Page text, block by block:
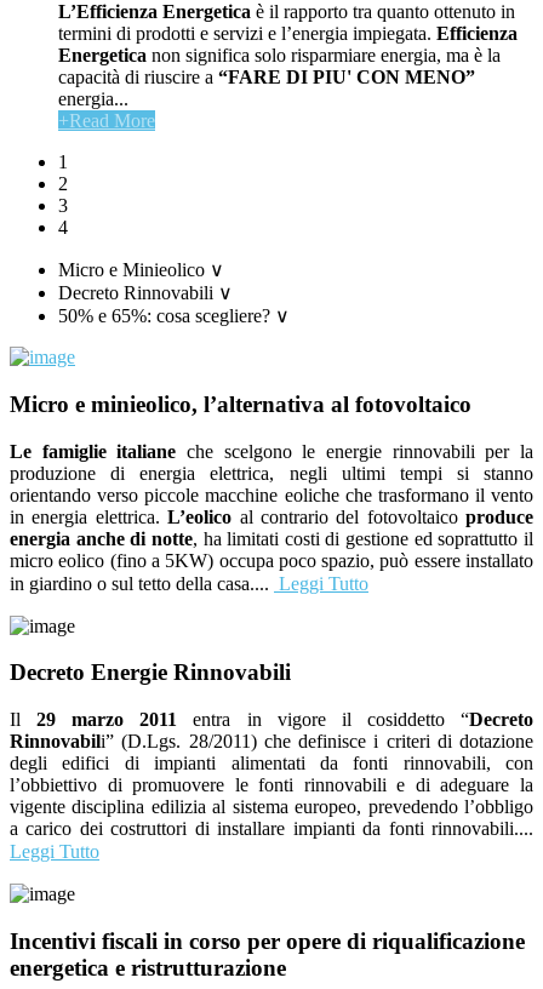
L’Efficienza Energetica è il rapporto tra quanto ottenuto in
termini di prodotti e servizi e l’energia impiegata. Efficienza
Energetica non significa solo risparmiare energia, ma è la
capacità di riuscire a “FARE DI PIU' CON MENO”
energia...
+Read More
1
2
3
4
Micro e Minieolico ∨
Decreto Rinnovabili ∨
50% e 65%: cosa scegliere? ∨
Micro e minieolico, l’alternativa al fotovoltaico
Le famiglie italiane che scelgono le energie rinnovabili per la
produzione di energia elettrica, negli ultimi tempi si stanno
orientando verso piccole macchine eoliche che trasformano il vento
in energia elettrica.L’eolico al contrario del fotovoltaicoproduce
energia anche di notte, ha limitati costi di gestione ed soprattutto il
micro eolico (fino a 5KW) occupa poco spazio, può essere installato
in giardino o sul tetto della casa.... Leggi Tutto
Decreto Energie Rinnovabili
Il 29 marzo 2011 entra in vigore il cosiddetto “Decreto
Rinnovabili” (D.Lgs. 28/2011) che definisce i criteri di dotazione
degli edifici di impianti alimentati da fonti rinnovabili, con
l’obbiettivo di promuovere le fonti rinnovabili e di adeguare la
vigente disciplina edilizia al sistema europeo, prevedendo l’obbligo
a carico dei costruttori di installare impianti da fonti rinnovabili....
Leggi Tutto
Incentivi fiscali in corso per opere di riqualificazione
energetica e ristrutturazione